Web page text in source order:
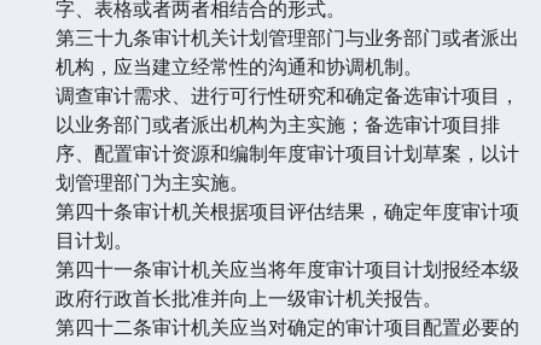
字、表格或者两者相结合的形式。
第三十九条审计机关计划管理部门与业务部门或者派出
机构，应当建立经常性的沟通和协调机制。
调查审计需求、进行可行性研究和确定备选审计项目，
以业务部门或者派出机构为主实施；备选审计项目排
序、配置审计资源和编制年度审计项目计划草案，以计
划管理部门为主实施。
第四十条审计机关根据项目评估结果，确定年度审计项
目计划。
第四十一条审计机关应当将年度审计项目计划报经本级
政府行政首长批准并向上一级审计机关报告。
第四十二条审计机关应当对确定的审计项目配置必要的